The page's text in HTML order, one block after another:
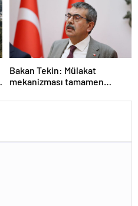
Bakan Tekin: Mülakat
mekanizması tamamen